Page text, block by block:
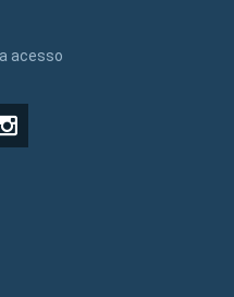
acesso
Instagram